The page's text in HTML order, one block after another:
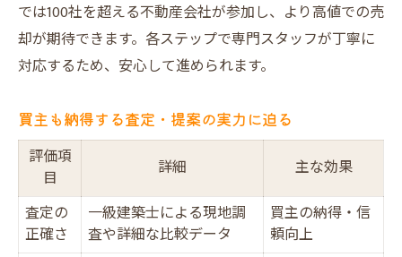
では100社を超える不動産会社が参加し、より高値での売
却が期待できます。各ステップで専門スタッフが丁寧に
対応するため、安心して進められます。
買主も納得する査定・提案の実力に迫る
評価項
目
詳細
主な効果
査定の
正確さ
一級建築士による現地調
査や詳細な比較データ
買主の納得・信
頼向上